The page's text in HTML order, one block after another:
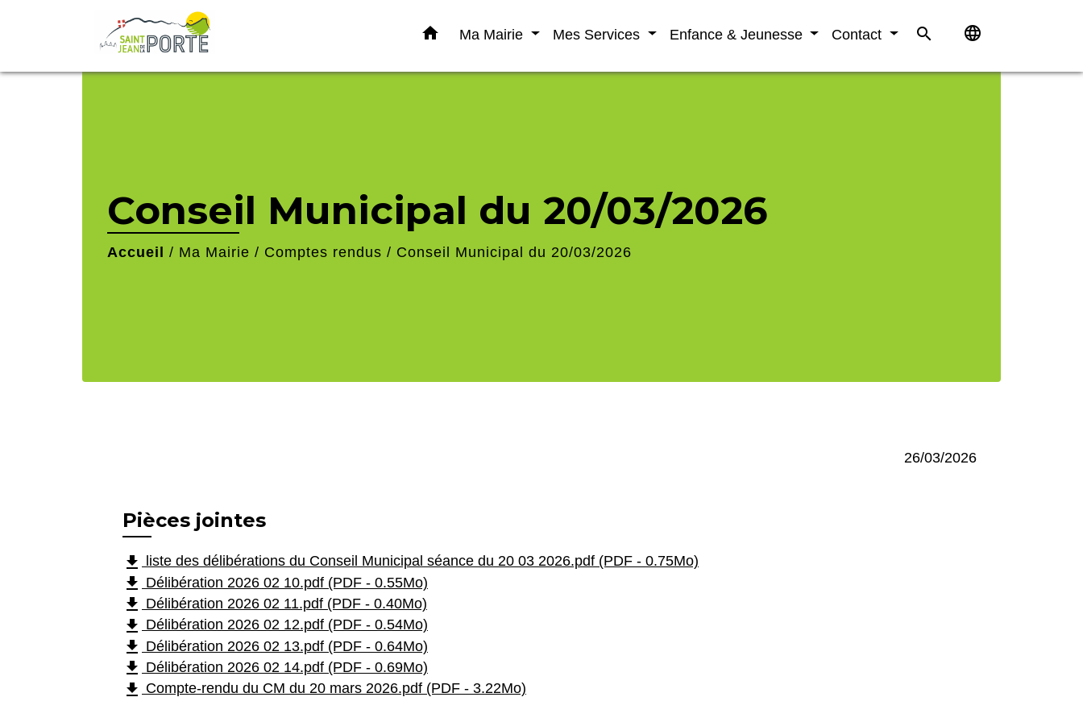
home Ma Mairie Mes Services Enfance & Jeunesse Contact search language
Conseil Municipal du 20/03/2026
Accueil / Ma Mairie / Comptes rendus / Conseil Municipal du 20/03/2026
26/03/2026
Pièces jointes
file_download liste des délibérations du Conseil Municipal séance du 20 03 2026.pdf (PDF - 0.75Mo)
file_download Délibération 2026 02 10.pdf (PDF - 0.55Mo)
file_download Délibération 2026 02 11.pdf (PDF - 0.40Mo)
file_download Délibération 2026 02 12.pdf (PDF - 0.54Mo)
file_download Délibération 2026 02 13.pdf (PDF - 0.64Mo)
file_download Délibération 2026 02 14.pdf (PDF - 0.69Mo)
file_download Compte-rendu du CM du 20 mars 2026.pdf (PDF - 3.22Mo)